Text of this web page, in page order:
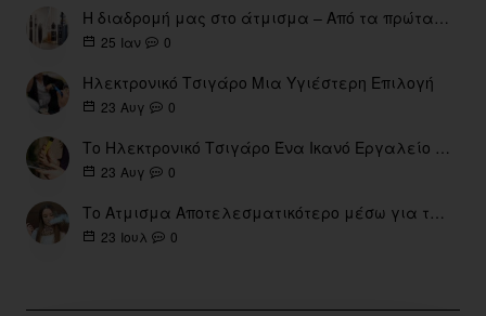
Η διαδρομή μας στο άτμισμα – Από τα πρώτα eGo έως τη σύγχρονη εποχή
25 Ιαν 0
Ηλεκτρονικό Τσιγάρο Μια Υγιέστερη Επιλογή
23 Αυγ 0
Το Ηλεκτρονικό Τσιγάρο Ένα Ικανό Εργαλείο για τη Διακοπή του Καπνίσματος
23 Αυγ 0
Το Ατμισμα Αποτελεσματικότερο μέσω για την διακοπή Καπνίσματος
23 Ιουλ 0